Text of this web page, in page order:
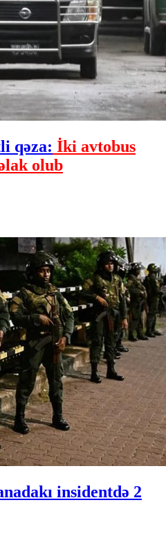
qəza: İki avtobus
olub
insidentdə 2